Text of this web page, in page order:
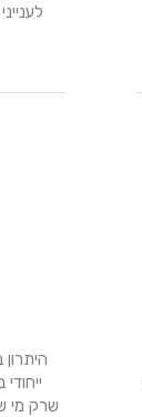
היתרון
שרק מי